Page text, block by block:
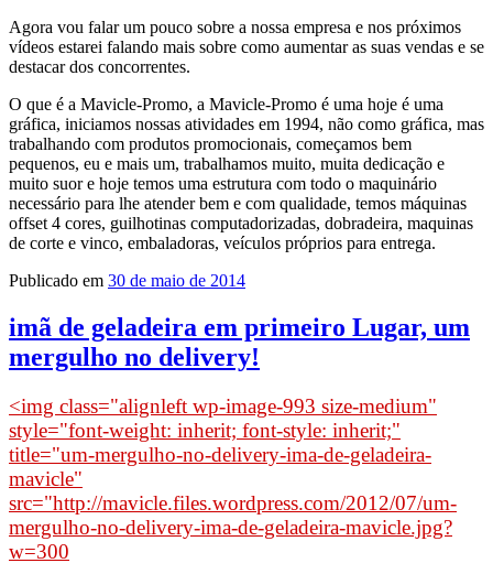
Agora vou falar um pouco sobre a nossa empresa e nos próximos
vídeos estarei falando mais sobre como aumentar as suas vendas e se
destacar dos concorrentes.
O que é a Mavicle-Promo, a Mavicle-Promo é uma hoje é uma
gráfica, iniciamos nossas atividades em 1994, não como gráfica, mas
trabalhando com produtos promocionais, começamos bem
pequenos, eu e mais um, trabalhamos muito, muita dedicação e
muito suor e hoje temos uma estrutura com todo o maquinário
necessário para lhe atender bem e com qualidade, temos máquinas
offset 4 cores, guilhotinas computadorizadas, dobradeira, maquinas
de corte e vinco, embaladoras, veículos próprios para entrega.
Publicado em 30 de maio de 2014
imã de geladeira em primeiro Lugar, um
mergulho no delivery!
<img class="alignleft wp-image-993 size-medium"
style="font-weight: inherit; font-style: inherit;"
title="um-mergulho-no-delivery-ima-de-geladeira-
mavicle"
src="http://mavicle.files.wordpress.com/2012/07/um-
mergulho-no-delivery-ima-de-geladeira-mavicle.jpg?
w=300